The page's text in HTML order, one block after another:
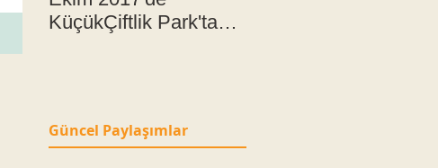
KüçükÇiftlik Park'ta
Güncel Paylaşımlar